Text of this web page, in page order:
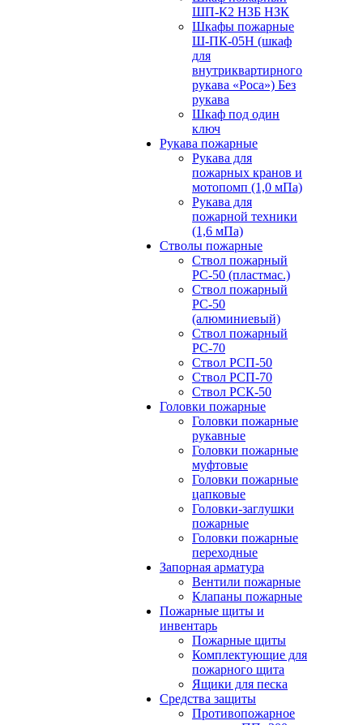
ШП-К2 НЗБ НЗК
Шкафы пожарные
Ш-ПК-05Н (шкаф
для
внутриквартирного
рукава «Роса») Без
рукава
Шкаф под один
ключ
Рукава пожарные
Рукава для
пожарных кранов и
мотопомп (1,0 мПа)
Рукава для
пожарной техники
(1,6 мПа)
Стволы пожарные
Ствол пожарный
РС-50 (пластмас.)
Ствол пожарный
РС-50
(алюминиевый)
Ствол пожарный
РС-70
Ствол РСП-50
Ствол РСП-70
Ствол РСК-50
Головки пожарные
Головки пожарные
рукавные
Головки пожарные
муфтовые
Головки пожарные
цапковые
Головки-заглушки
пожарные
Головки пожарные
переходные
Запорная арматура
Вентили пожарные
Клапаны пожарные
Пожарные щиты и
инвентарь
Пожарные щиты
Комплектующие для
пожарного щита
Ящики для песка
Средства защиты
Противопожарное